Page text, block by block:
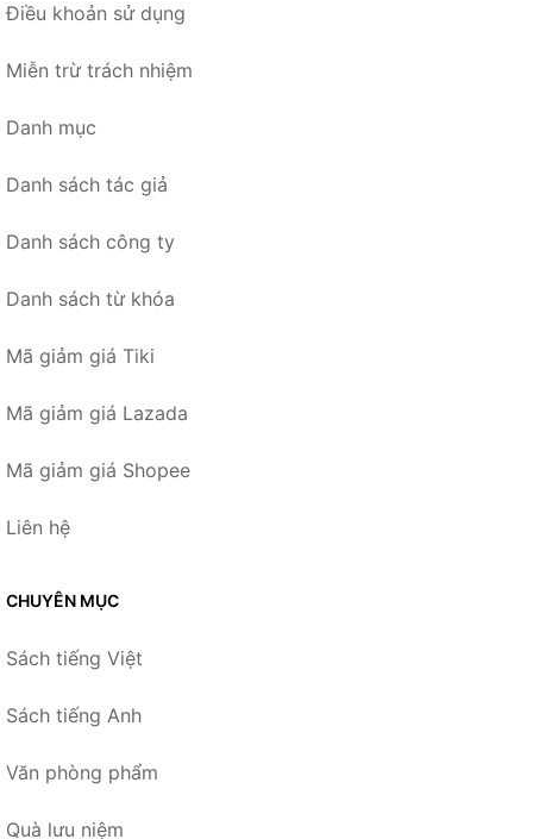
Điều khoản sử dụng
Miễn trừ trách nhiệm
Danh mục
Danh sách tác giả
Danh sách công ty
Danh sách từ khóa
Mã giảm giá Tiki
Mã giảm giá Lazada
Mã giảm giá Shopee
Liên hệ
CHUYÊN MỤC
Sách tiếng Việt
Sách tiếng Anh
Văn phòng phẩm
Quà lưu niệm